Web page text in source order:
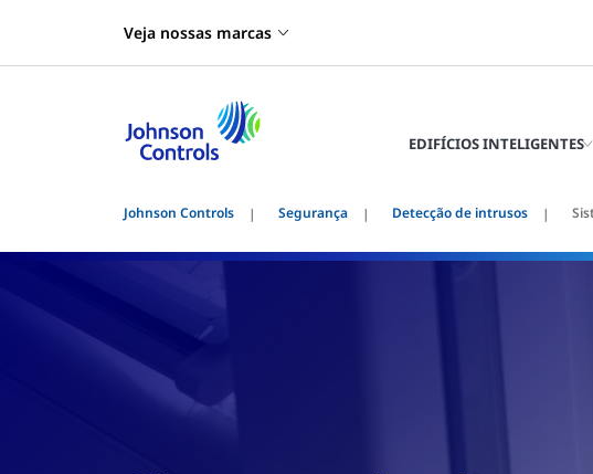
Veja nossas marcas
EDIFÍCIOS INTELIGENTES
Johnson Controls Segurança Detecção de intrusos